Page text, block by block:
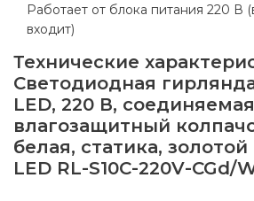
Работает от блока питания 220 В
входит)
Технические
Светодиодная
LED, 220 В,
влагозащитный
белая, статика,
LED RL-S10C-220V-CGd/